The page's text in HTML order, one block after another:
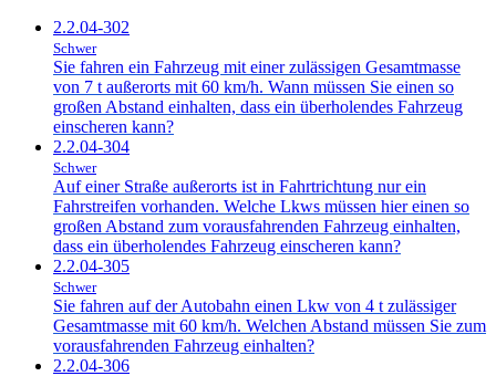
2.2.04-302
Schwer
Sie fahren ein Fahrzeug mit einer zulässigen Gesamtmasse
von 7 t außerorts mit 60 km/h. Wann müssen Sie einen so
großen Abstand einhalten, dass ein überholendes Fahrzeug
einscheren kann?
2.2.04-304
Schwer
Auf einer Straße außerorts ist in Fahrtrichtung nur ein
Fahrstreifen vorhanden. Welche Lkws müssen hier einen so
großen Abstand zum vorausfahrenden Fahrzeug einhalten,
dass ein überholendes Fahrzeug einscheren kann?
2.2.04-305
Schwer
Sie fahren auf der Autobahn einen Lkw von 4 t zulässiger
Gesamtmasse mit 60 km/h. Welchen Abstand müssen Sie zum
vorausfahrenden Fahrzeug einhalten?
2.2.04-306